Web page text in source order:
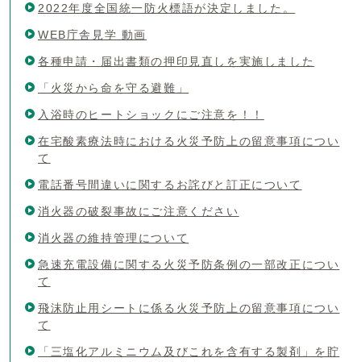
2022年度全国統一防火標語が決定しました。
WEB庁舎見学 動画
各種申請・届出書類の押印見直しを実施しました
「火災から命を守る避難」
入浴時のヒートショックにご注意を！！
在宅酸素療法時における火災予防上の留意事項につい
て
電話番号間違いに関するお詫びと訂正について
消火器の破裂事故にご注意ください
消火器の維持管理について
急速充電設備に関する火災予防条例の一部改正につい
て
飛沫防止用シートに係る火災予防上の留意事項につい
て
「三塩化アルミニウム及びこれを含有する製剤」を貯